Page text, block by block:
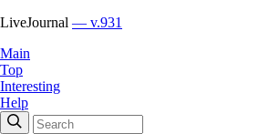
LiveJournal — v.931
Main
Top
Interesting
Help